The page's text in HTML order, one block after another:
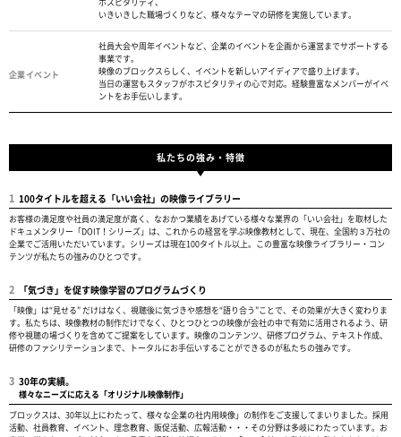
ホスピタリティ、
いきいきした職場づくりなど、様々なテーマの研修を実施しています。
企業イベント
社員大会や周年イベントなど、企業のイベントを企画から運営までサポートする
事業です。
映像のブロックスらしく、イベントを新しいアイディアで盛り上げます。
当日の運営もスタッフがホスピタリティの心で対応。経験豊富なメンバーがイベ
ントをお手伝いします。
私たちの強み・特徴
1 100タイトルを超える「いい会社」の映像ライブラリー
お客様の満足度や社員の満足度が高く、なおかつ業績をあげている様々な業界の「いい会社」を取材した
ドキュメンタリー「DOIT！シリーズ」は、これからの経営を学ぶ映像教材として、現在、全国約３万社の
企業でご活用いただいています。シリーズは現在100タイトル以上。この豊富な映像ライブラリー・コン
テンツが私たちの強みのひとつです。
2 「気づき」を促す映像学習のプログラムづくり
「映像」は“見せる” だけはなく、視聴後に気づきや感想を“語り合う”ことで、その効果が大きく変わりま
す。私たちは、映像教材の制作だけでなく、ひとつひとつの映像が会社の中で有効に活用されるよう、研
修や視聴の場づくりを含めてご提案をしています。映像のコンテンツ、研修プログラム、テキスト作成、
研修のファシリテーションまで、トータルにお手伝いすることができるのが私たちの強みです。
3 30年の実績。
様々なニーズに応える「オリジナル映像制作」
ブロックスは、30年以上にわたって、様々な企業の社内用映像」の制作をご支援してまいりました。採用
活動、社員教育、イベント、理念教育、販促活動、広報活動・・・その分野は多岐にわたっています。お